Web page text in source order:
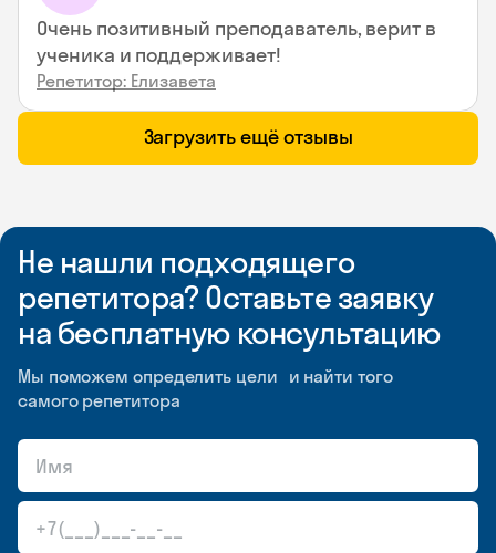
Очень позитивный преподаватель, верит в
ученика и поддерживает!
Репетитор: Елизавета
Загрузить ещё отзывы
Не нашли подходящего
репетитора? Оставьте заявку
на бесплатную консультацию
Мы поможем определить цели и найти того
самого репетитора